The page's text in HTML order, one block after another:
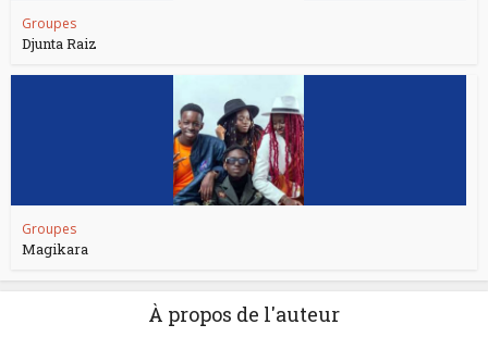
Groupes
Djunta Raiz
Groupes
Magikara
À propos de l'auteur